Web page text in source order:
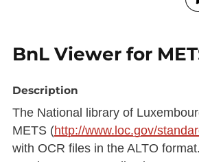
BnL Viewer for
Description
The National library of
METS (http://www.loc.gov/
with OCR files in the ALTO